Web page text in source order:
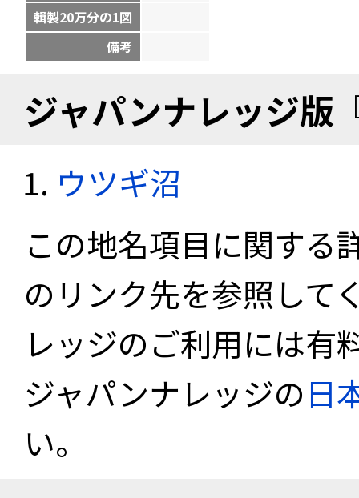
輯製20万分の1図
備考
ジャパンナレッジ版
ウツギ沼
この地名項目に関する
のリンク先を参照して
レッジのご利用には有
ジャパンナレッジの日
い。